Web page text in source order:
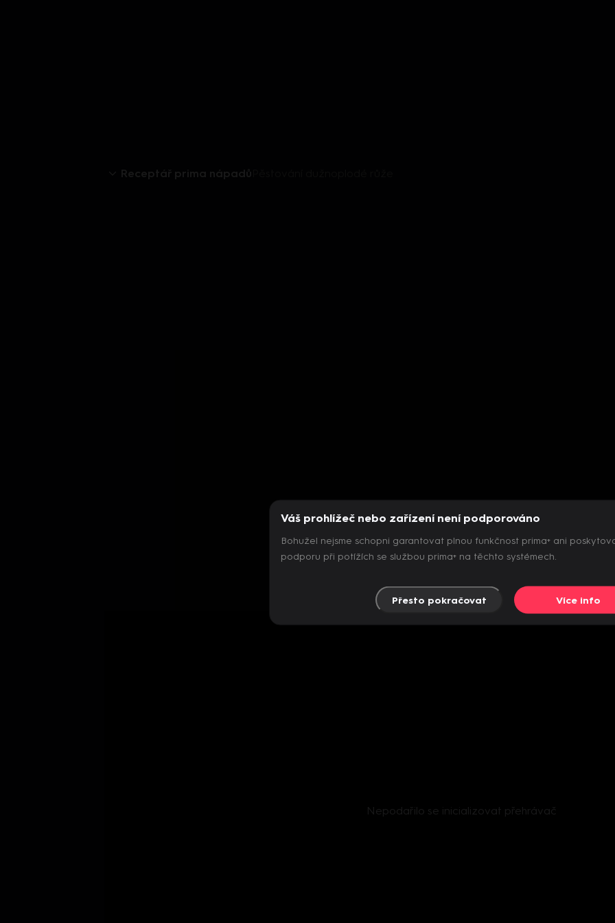
Nepodařilo se inicializovat přehrávač
Váš prohlížeč nebo zařízení není podporováno
Bohužel nejsme schopni garantovat plnou funkčnost prima+ ani
podporu při potížích se službou prima+ na těchto systémech.
Přesto pokračovat Více info